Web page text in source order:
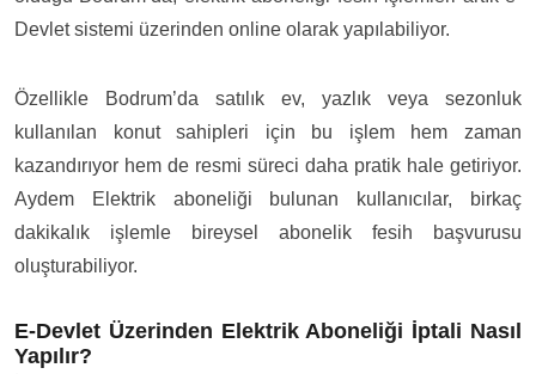
Devlet sistemi üzerinden online olarak yapılabiliyor.
Özellikle Bodrum’da satılık ev, yazlık veya sezonluk
kullanılan konut sahipleri için bu işlem hem zaman
kazandırıyor hem de resmi süreci daha pratik hale getiriyor.
Aydem Elektrik aboneliği bulunan kullanıcılar, birkaç
dakikalık işlemle bireysel abonelik fesih başvurusu
oluşturabiliyor.
E-Devlet Üzerinden Elektrik Aboneliği İptali Nasıl
Yapılır?